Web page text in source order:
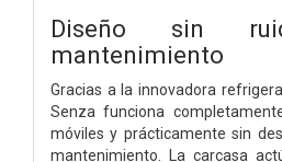
Diseño sin
mantenimiento
Gracias a la innovadora
Senza funciona
móviles y prácticamente sin
mantenimiento. La carcasa